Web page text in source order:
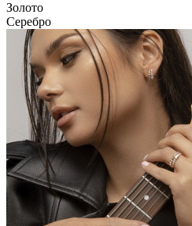
Золото
Серебро